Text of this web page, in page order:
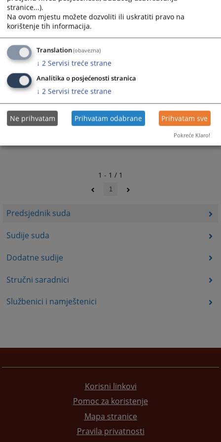
Predsjednik suda
Sudije suda
Dodatne sudije
Stručni saradnici
Službenici i namještenici
postupanje sudija u svim predmetima.
Vaše sugestije i zapažanja, kao i kritike i pohvale, će se koristiti kao
smjernice za dalji, efektivniji rad suda.
6113
1 - 1 / 1
1
Korisni linkovi
Pomoc za koristenje
Mapa stranice
Pravila privatnosti
stranice...).
Na ovom mjestu možete dozvoliti ili uskratiti pravo na
korištenje tih informacija.
Translation(obavezna)
↓ 2 Servisi treće strane
Analitika o posjećenosti stranica
↓ 2 Servisi treće strane
Ne prihvatam Prihvatam odabrane Prihvatam sve
Pokreće Klaro!